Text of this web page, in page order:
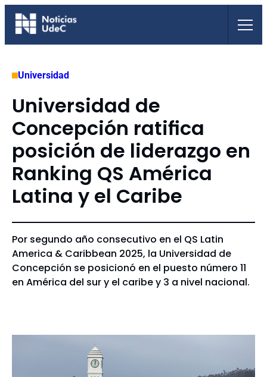
Saltar
Universidad
Universidad de
Concepción ratifica
posición de liderazgo en
Ranking QS América
Latina y el Caribe
Por segundo año consecutivo en el QS Latin
America & Caribbean 2025, la Universidad de
Concepción se posicionó en el puesto número 11
en América del sur y el caribe y 3 a nivel nacional.